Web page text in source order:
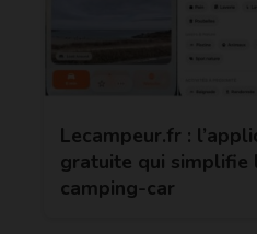
Lecampeur.fr :
gratuite qui simplifie
camping-car